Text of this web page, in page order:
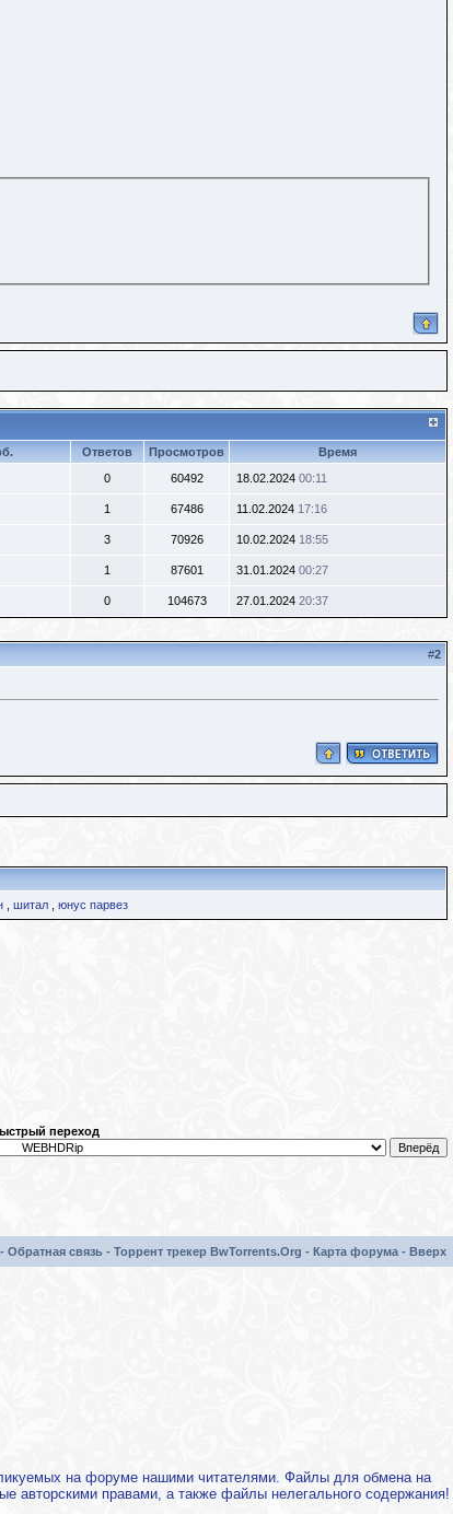
Ответов Просмотров Время
0 60492 18.02.2024 00:11
1 67486 11.02.2024 17:16
3 70926 10.02.2024 18:55
1 87601 31.01.2024 00:27
0 104673 27.01.2024 20:37
#2
шитал юнус парвез
переход
- Обратная связь - Торрент трекер BwTorrents.Org - Карта форума - Вверх
на форуме нашими читателями. Файлы для обмена на
авторскими правами, а также файлы нелегального содержания!